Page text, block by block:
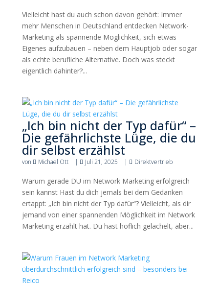
Vielleicht hast du auch schon davon gehört: Immer
mehr Menschen in Deutschland entdecken Network-
Marketing als spannende Möglichkeit, sich etwas
Eigenes aufzubauen – neben dem Hauptjob oder sogar
als echte berufliche Alternative. Doch was steckt
eigentlich dahinter?...
„Ich bin nicht der Typ dafür“ –
Die gefährlichste Lüge, die du
dir selbst erzählst
von Michael Ott | Juli 21, 2025 | Direktvertrieb
Warum gerade DU im Network Marketing erfolgreich
sein kannst Hast du dich jemals bei dem Gedanken
ertappt: „Ich bin nicht der Typ dafür“? Vielleicht, als dir
jemand von einer spannenden Möglichkeit im Network
Marketing erzählt hat. Du hast höflich gelächelt, aber...